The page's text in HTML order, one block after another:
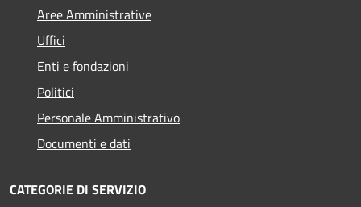
Aree Amministrative
Uffici
Enti e fondazioni
Politici
Personale Amministrativo
Documenti e dati
CATEGORIE DI SERVIZIO